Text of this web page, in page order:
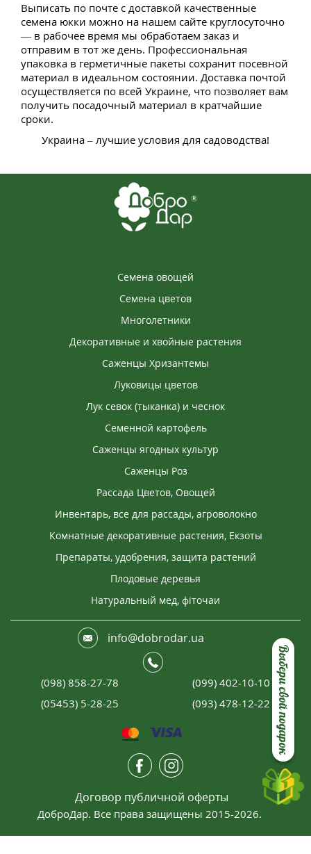
Выбери свой подарок
Выписать по почте с доставкой качественные
семена юкки можно на нашем сайте круглосуточно
— в рабочее время мы обработаем заказ и
отправим в тот же день. Профессиональная
упаковка в герметичные пакеты сохранит посевной
материал в идеальном состоянии. Доставка почтой
осуществляется по всей Украине, что позволяет вам
получить посадочный материал в кратчайшие
сроки.
Украина – лучшие условия для садоводства!
Семена овощей
Семена цветов
Многолетники
Декоративные и хвойные растения
Саженцы Хризантемы
Луковицы цветов
Лук севок (тыканка) и чеснок
Семенной картофель
Саженцы ягодных культур
Саженцы Роз
Рассада Цветов, Овощей
Инвентарь, все для рассады, агроволокно
Комнатные декоративные растения, Екзоты
Препараты, удобрения, защита растений
Плодовые деревья
Натуральный мед, фіточаи
info@dobrodar.ua
(098) 858-27-78
(099) 402-10-10
(05453) 5-28-25
(093) 478-12-22
Договор публичной оферты
ДоброДар. Все права защищены 2015-2026.